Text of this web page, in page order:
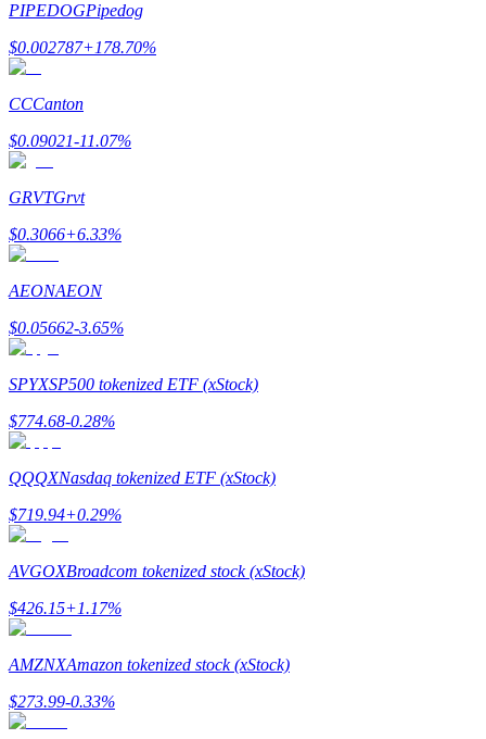
Referensi
Undang teman untuk mendapatkan imbalan tunai
BTC Welcome Rewards
BTC Welcome Rewards
Deposit & Trade BTC to Share 25000 USDT prize pool!
Deposit CASHCAT & Win
PIPEDOGPipedog
$0.002787+178.70%
CCCanton
$0.09021-11.07%
GRVTGrvt
$0.3066+6.33%
AEONAEON
$0.05662-3.65%
SPYXSP500 tokenized ETF (xStock)
$774.68-0.28%
QQQXNasdaq tokenized ETF (xStock)
$719.94+0.29%
AVGOXBroadcom tokenized stock (xStock)
$426.15+1.17%
AMZNXAmazon tokenized stock (xStock)
$273.99-0.33%